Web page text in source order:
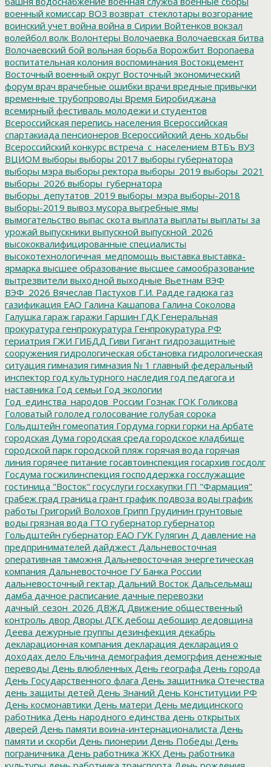
военный комиссар ВОЗ возврат_стеклотары возгорание
воинский учет война война в Сирии Войтенков вокзал
волейбол волк Волонтеры Волочаевка Волочаевская битва
Волочаевский бой вольная борьба Ворожбит Воропаева
воспитательная колония воспоминания Востокцемент
Восточный военный округ Восточный экономический
форум врач врачебные ошибки врачи вредные привычки
временные трубопроводы Время Биробиджана
всемирный фестиваль молодежи и студентов
Всероссийская перепись населения Всероссийская
спартакиада пенсионеров Всероссийский день ходьбы
Всероссийский конкурс встреча_с_населением ВТБъ ВУЗ
ВЦИОМ выборы выборы 2017 выборы губернатора
выборы мэра выборы ректора выборы_2019 выборы_2021
выборы_2026 выборы_губернатора
выборы_депутатов_2019 выборы_мэра выборы-2018
выборы-2019 вывоз мусора выгребные ямы
вымогательство выпас скота выплата выплаты выплаты за
урожай выпускники выпускной выпускной_2026
высококвалифицированные специалисты
высокотехнологичная_медпомощь выставка выставка-
ярмарка высшее образование высшее самообразование
вытрезвители выходной выходные Вьетнам ВЭФ
ВЭФ_2026 Вячеслав Пастухов Г.И. Радде гадюка газ
газификация ЕАО Галина Кашапова Галина Соколова
Галушка гараж гаражи Гаршин ГДК Генеральная
прокуратура генпрокуратура Генпрокуратура РФ
гериатрия ГЖИ ГИБДД Гиви Гигант гидрозащитные
сооружения гидрологическая обстановка гидрологическая
ситуация гимназия гимназия № 1 главный федеральный
инспектор год культурного наследия год педагога и
наставника Год семьи Год экологии
Год_единства_народов_России Гознак ГОК Голикова
Головатый гололед голосование голубая сорока
Гольдштейн гомеопатия Гордума горки горки на Арбате
городская Дума городская среда городское кладбище
городской парк городской пляж горячая вода горячая
линия горячее питание госавтоинспекция госархив госдолг
Госдума госжилинспекция господдержка госслужащие
гостиница "Восток" госуслуги госхакупки ГП "Фармация"
грабеж град граница грант график подвоза воды график
работы Григорий Волохов Грипп Грудинин грунтовые
воды грязная вода ГТО губернатор губернатор
Гольдштейн губернатор ЕАО ГУК Гулягин Д давление на
предпринимателей дайджест Дальневосточная
оперативная таможня Дальневосточная энергетическая
компания Дальневосточное ГУ Банка России
дальневосточный гектар Дальний Восток Дальсельмаш
дамба дачное расписание дачные перевозки
дачный_сезон_2026 ДВЖД Движение общественный
контроль двор Дворы ДГК дебош дебошир дедовщина
Деева дежурные группы дезинфекция декабрь
декларационная компания декларация декларация о
доходах дело Ельчина демография демогрфия денежные
переводы День влюбленных День географа День города
День Государственного флага День защитника Отечества
день защиты детей День Знаний День Конституции РФ
День космонавтики День матери День медицинского
работника День народного единства день открытых
дверей День памяти воина-интернационалиста День
памяти и скорби День пионерии День Победы День
пограничника День работника ЖКХ День работника